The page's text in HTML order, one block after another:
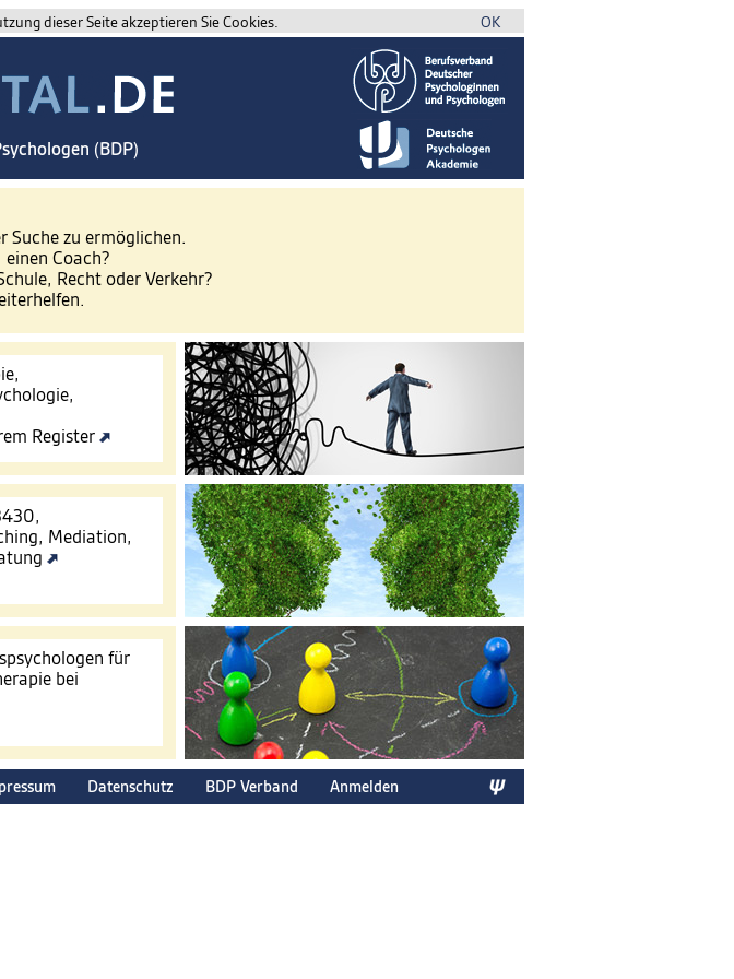
dieser Seite akzeptieren Sie Cookies. OK
(BDP)
Suche zu ermöglichen.
Coach?
Recht oder Verkehr?
Register
Mediation,
für
bei
Datenschutz BDP Verband Anmelden